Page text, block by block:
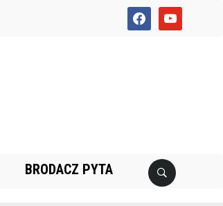
facebookyoutube
BRODACZ PYTA